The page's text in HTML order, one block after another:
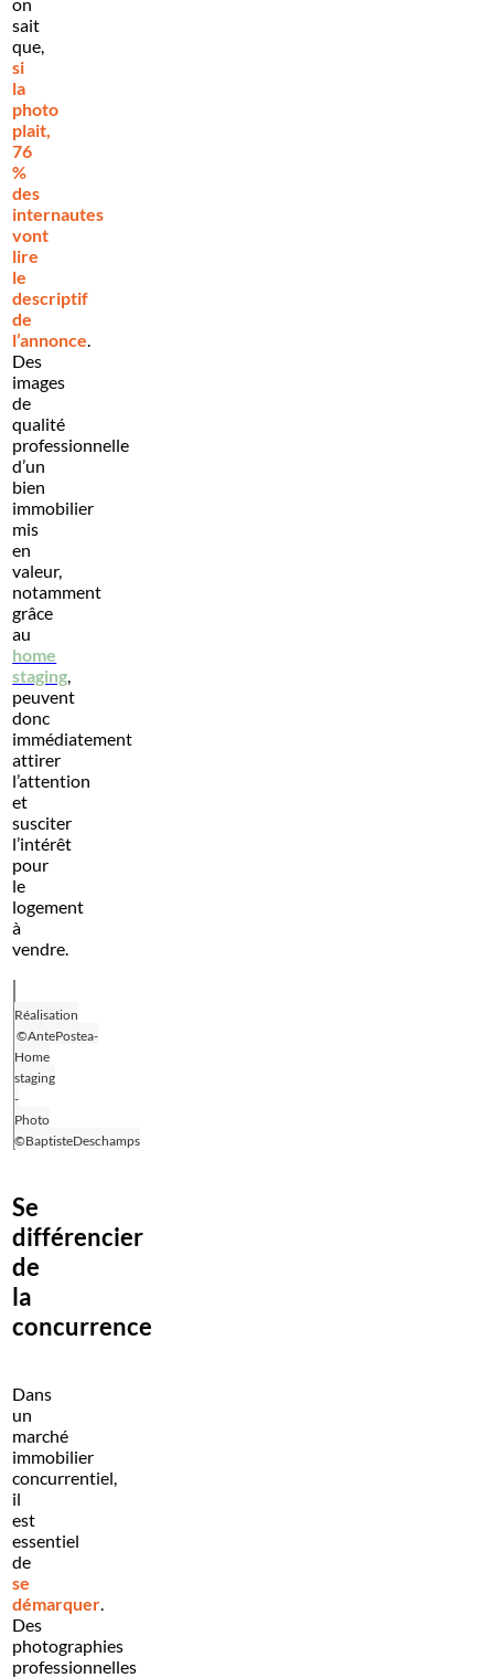
sait
que,
si
la
photo
plait,
76
%
des
internautes
vont
lire
le
descriptif
de
l’annonce.
Des
images
de
qualité
professionnelle
d’un
bien
immobilier
mis
en
valeur,
notamment
grâce
au
home
staging,
peuvent
donc
immédiatement
attirer
l’attention
et
susciter
l’intérêt
pour
le
logement
à
vendre.
Réalisation
©AntePostea-
Home
staging
-
Photo
©BaptisteDeschamps
Se
différencier
de
la
concurrence
Dans
un
marché
immobilier
concurrentiel,
il
est
essentiel
de
se
démarquer.
Des
photographies
professionnelles